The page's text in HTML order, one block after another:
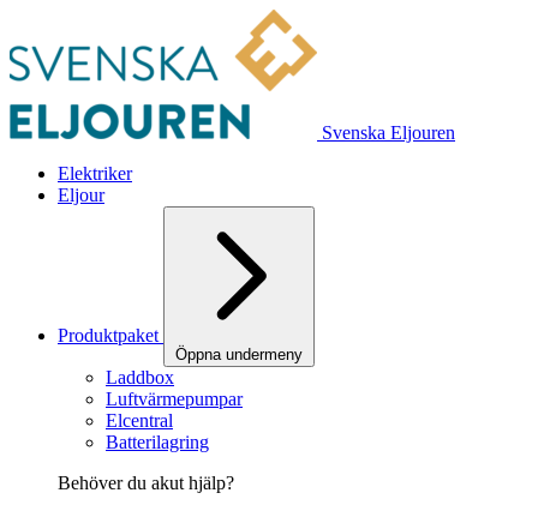
Svenska Eljouren
Elektriker
Eljour
Produktpaket
Öppna undermeny
Laddbox
Luftvärmepumpar
Elcentral
Batterilagring
Behöver du akut hjälp?